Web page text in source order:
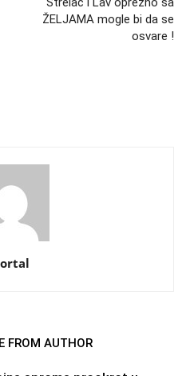
ŽELJAMA mogle bi da se
osvare !
FROM AUTHOR